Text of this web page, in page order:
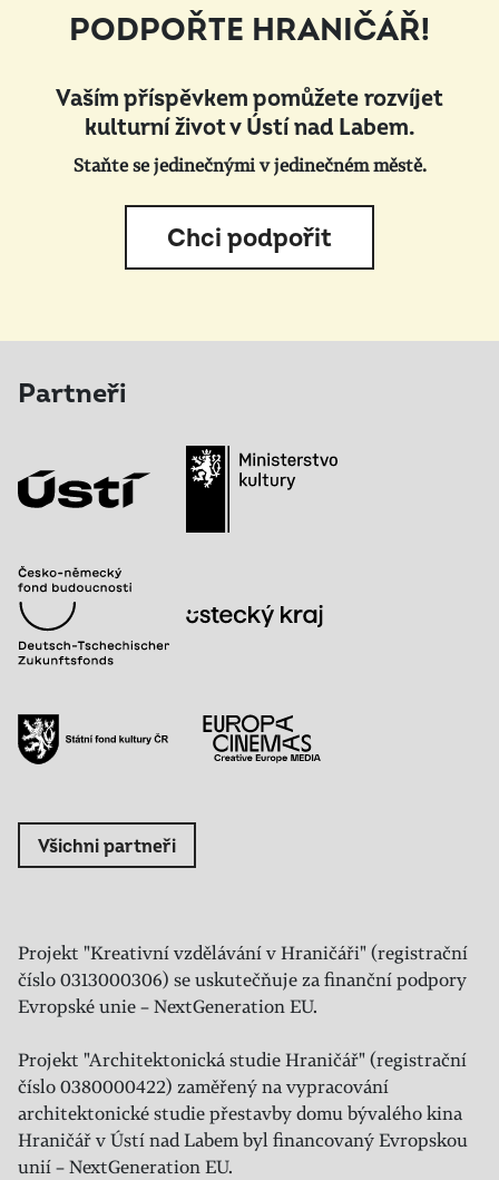
PODPOŘTE HRANIČÁŘ!
Vaším příspěvkem pomůžete rozvíjet
kulturní život v Ústí nad Labem.
Staňte se jedinečnými v jedinečném městě.
Chci podpořit
Partneři
Všichni partneři
Projekt "Kreativní vzdělávání v Hraničáři" (registrační
číslo 0313000306) se uskutečňuje za finanční podpory
Evropské unie – NextGeneration EU.
Projekt "Architektonická studie Hraničář" (registrační
číslo 0380000422) zaměřený na vypracování
architektonické studie přestavby domu bývalého kina
Hraničář v Ústí nad Labem byl financovaný Evropskou
unií – NextGeneration EU.